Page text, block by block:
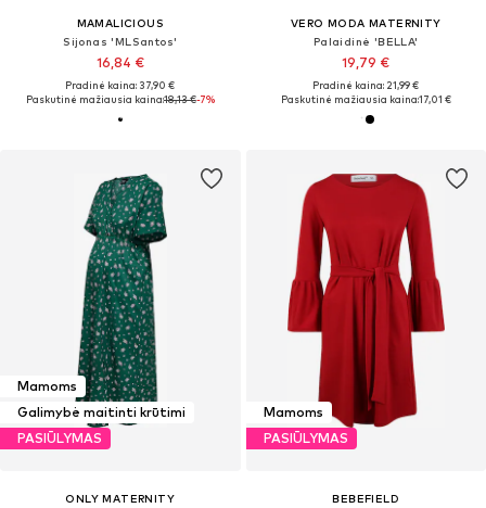
MAMALICIOUS
Sijonas 'MLSantos'
16,84 €
Pradinė kaina: 37,90 €
Paskutinė mažiausia kaina:18,13 €-7%
VERO MODA MATERNITY
Palaidinė 'BELLA'
19,79 €
Pradinė kaina: 21,99 €
Paskutinė mažiausia kaina:17,01 €
Mamoms
Galimybė maitinti krūtimi
PASIŪLYMAS
ONLY MATERNITY
Mamoms
PASIŪLYMAS
BEBEFIELD